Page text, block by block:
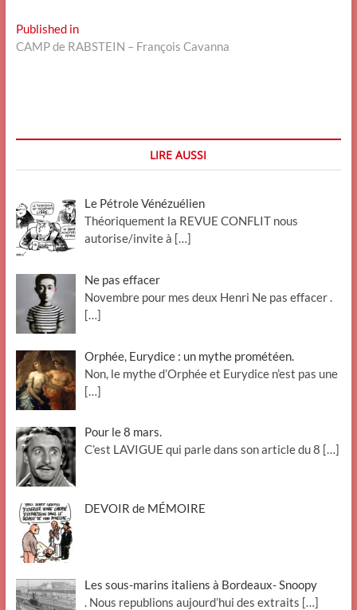
Navigation
de
Published in
CAMP de RABSTEIN – François Cavanna
LIRE AUSSI
Le Pétrole Vénézuélien
Théoriquement la REVUE CONFLIT nous
autorise/invite à […]
Ne pas effacer
Novembre pour mes deux Henri Ne pas effacer .
[…]
Orphée, Eurydice : un mythe prométéen.
Non, le mythe d’Orphée et Eurydice n’est pas une
[…]
Pour le 8 mars.
C’est LAVIGUE qui parle dans son article du 8 […]
DEVOIR de MÉMOIRE
Les sous-marins italiens à Bordeaux- Snoopy
. Nous republions aujourd’hui des extraits […]